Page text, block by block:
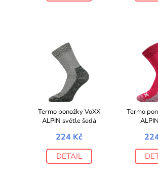
Termo ponožky VoXX
ALPIN světle šedá
224 Kč
DETAIL
Termo